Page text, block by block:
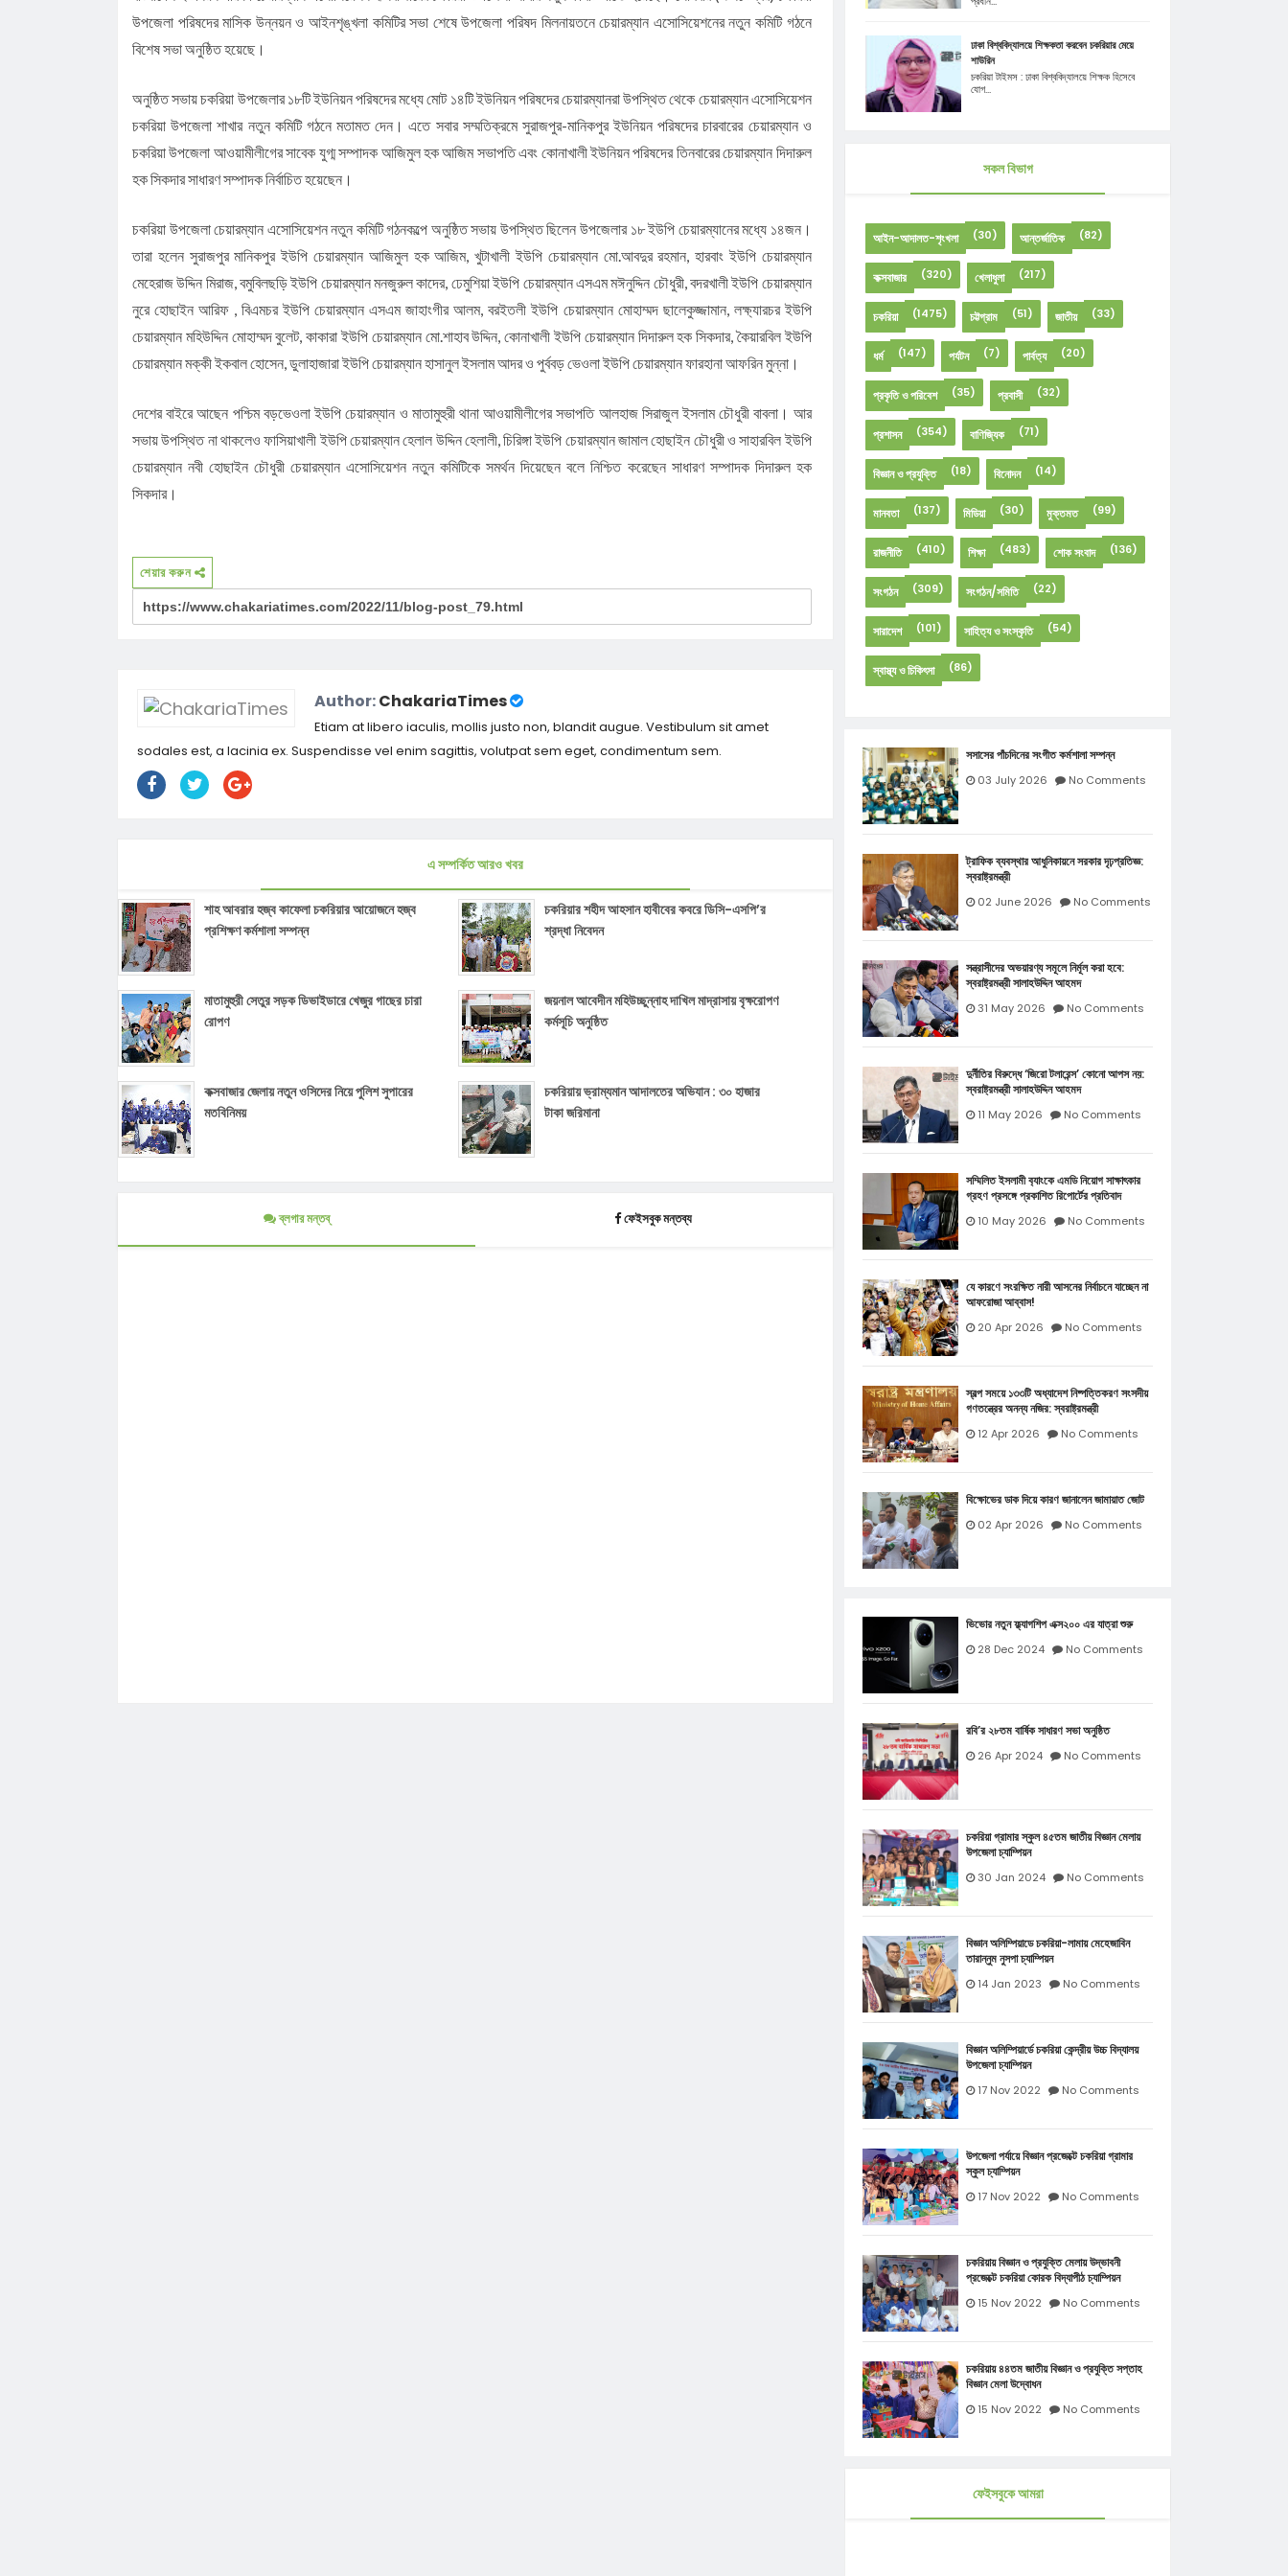
উপজেলা পরিষদের মাসিক উন্নয়ন ও আইনশৃঙ্খলা কমিটির সভা শেষে উপজেলা পরিষদ মিলনায়তনে চেয়ারম্যান এসোসিয়েশনের নতুন কমিটি গঠনে
বিশেষ সভা অনুষ্ঠিত হয়েছে।
অনুষ্ঠিত সভায় চকরিয়া উপজেলার ১৮টি ইউনিয়ন পরিষদের মধ্যে মোট ১৪টি ইউনিয়ন পরিষদের চেয়ারম্যানরা উপস্থিত থেকে চেয়ারম্যান এসোসিয়েশন
চকরিয়া উপজেলা শাখার নতুন কমিটি গঠনে মতামত দেন। এতে সবার সম্মতিক্রমে সুরাজপুর-মানিকপুর ইউনিয়ন পরিষদের চারবারের চেয়ারম্যান ও
চকরিয়া উপজেলা আওয়ামীলীগের সাবেক যুগ্ম সম্পাদক আজিমুল হক আজিম সভাপতি এবং কোনাখালী ইউনিয়ন পরিষদের তিনবারের চেয়ারম্যান দিদারুল
হক সিকদার সাধারণ সম্পাদক নির্বাচিত হয়েছেন।
চকরিয়া উপজেলা চেয়ারম্যান এসোসিয়েশন নতুন কমিটি গঠনকল্পে অনুষ্ঠিত সভায় উপস্থিত ছিলেন উপজেলার ১৮ ইউপি চেয়ারম্যানের মধ্যে ১৪জন।
তারা হলেন সুরাজপুর মানিকপুর ইউপি চেয়ারম্যান আজিমুল হক আজিম, খুটাখালী ইউপি চেয়ারম্যান মো.আবদুর রহমান, হারবাং ইউপি চেয়ারম্যান
মেহেরাজ উদ্দিন মিরাজ, বমুবিলছড়ি ইউপি চেয়ারম্যান মনজুরুল কাদের, ঢেমুশিয়া ইউপি চেয়ারম্যান এসএম মঈনুদ্দিন চৌধুরী, বদরখালী ইউপি চেয়ারম্যান
নুরে হোছাইন আরিফ , বিএমচর ইউপি চেয়ারম্যান এসএম জাহাংগীর আলম, বরইতলী ইউপি চেয়ারম্যান মোহাম্মদ ছালেকুজ্জামান, লক্ষ্যারচর ইউপি
চেয়ারম্যান মহিউদ্দিন মোহাম্মদ বুলেট, কাকারা ইউপি চেয়ারম্যান মো.শাহাব উদ্দিন, কোনাখালী ইউপি চেয়ারম্যান দিদারুল হক সিকদার, কৈয়ারবিল ইউপি
চেয়ারম্যান মক্কী ইকবাল হোসেন, ডুলাহাজারা ইউপি চেয়ারম্যান হাসানুল ইসলাম আদর ও পুর্ববড় ভেওলা ইউপি চেয়ারম্যান ফারহানা আফরিন মুন্না।
দেশের বাইরে আছেন পশ্চিম বড়ভেওলা ইউপি চেয়ারম্যান ও মাতামুহুরী থানা আওয়ামীলীগের সভাপতি আলহাজ সিরাজুল ইসলাম চৌধুরী বাবলা। আর
সভায় উপস্থিত না থাকলেও ফাসিয়াখালী ইউপি চেয়ারম্যান হেলাল উদ্দিন হেলালী, চিরিঙ্গা ইউপি চেয়ারম্যান জামাল হোছাইন চৌধুরী ও সাহারবিল ইউপি
চেয়ারম্যান নবী হোছাইন চৌধুরী চেয়ারম্যান এসোসিয়েশন নতুন কমিটিকে সমর্থন দিয়েছেন বলে নিশ্চিত করেছেন সাধারণ সম্পাদক দিদারুল হক
সিকদার।
শেয়ার করুন
Author:ChakariaTimes
Etiam at libero iaculis, mollis justo non, blandit augue. Vestibulum sit amet
sodales est, a lacinia ex. Suspendisse vel enim sagittis, volutpat sem eget, condimentum sem.
এ সম্পর্কিত আরও খবর
শাহ আবরার হজ্ব কাফেলা চকরিয়ার আয়োজনে হজ্ব
প্রশিক্ষণ কর্মশালা সম্পন্ন
চকরিয়ার শহীদ আহসান হাবীবের কবরে ডিসি-এসপি’র
শ্রদ্ধা নিবেদন
মাতামুহুরী সেতুর সড়ক ডিভাইডারে খেজুর গাছের চারা
রোপণ
জয়নাল আবেদীন মহিউচ্ছুন্নাহ দাখিল মাদ্রাসায় বৃক্ষরোপণ
কর্মসূচি অনুষ্ঠিত
কক্সবাজার জেলায় নতুন ওসিদের নিয়ে পুলিশ সুপারের
মতবিনিময়
চকরিয়ায় ভ্রাম্যমান আদালতের অভিযান : ৩০ হাজার
টাকা জরিমানা
ব্লগার মন্তব্ ফেইসবুক মন্তব্য
ঢাকা বিশ্ববিদ্যালয়ে শিক্ষকতা করবেন চকরিয়ার মেয়ে
শাউরিন
চকরিয়া টাইমস : ঢাকা বিশ্ববিদ্যালয়ে শিক্ষক হিসেবে
যোগ...
সকল বিভাগ
আইন-আদালত-শৃংখলা (30) আন্তর্জাতিক (82)
কক্সবাজার (320) খেলাধুলা (217)
চকরিয়া (1475) চট্টগ্রাম (51) জাতীয় (33)
ধর্ম (147) পর্যটন (7) পার্বত্য (20)
প্রকৃতি ও পরিবেশ (35) প্রবাসী (32)
প্রশাসন (354) বাণিজ্যিক (71)
বিজ্ঞান ও প্রযুক্তি (18) বিনোদন (14)
মানবতা (137) মিডিয়া (30) মুক্তমত (99)
রাজনীতি (410) শিক্ষা (483) শোক সংবাদ (136)
সংগঠন (309) সংগঠন/সমিতি (22)
সারাদেশ (101) সাহিত্য ও সংস্কৃতি (54)
স্বাস্থ্য ও চিকিৎসা (86)
সসাসের পাঁচদিনের সংগীত কর্মশালা সম্পন্ন
03 July 2026 No Comments
ট্রাফিক ব্যবস্থার আধুনিকায়নে সরকার দৃঢ়প্রতিজ্ঞ:
স্বরাষ্ট্রমন্ত্রী
02 June 2026 No Comments
সন্ত্রাসীদের অভয়ারণ্য সমূলে নির্মূল করা হবে:
স্বরাষ্ট্রমন্ত্রী সালাহউদ্দিন আহমদ
31 May 2026 No Comments
দুর্নীতির বিরুদ্ধে ‘জিরো টলারেন্স’ কোনো আপস নয়:
স্বরাষ্ট্রমন্ত্রী সালাহউদ্দিন আহমদ
11 May 2026 No Comments
সম্মিলিত ইসলামী ব‍্যাংকে এমডি নিয়োগ সাক্ষাৎকার
গ্রহণ প্রসঙ্গে প্রকাশিত রিপোর্টের প্রতিবাদ
10 May 2026 No Comments
যে কারণে সংরক্ষিত নারী আসনের নির্বাচনে যাচ্ছেন না
আফরোজা আব্বাস!
20 Apr 2026 No Comments
স্বল্প সময়ে ১৩৩টি অধ্যাদেশ নিষ্পত্তিকরণ সংসদীয়
গণতন্ত্রের অনন্য নজির: স্বরাষ্ট্রমন্ত্রী
12 Apr 2026 No Comments
বিক্ষোভের ডাক দিয়ে কারণ জানালেন জামায়াত জোট
02 Apr 2026 No Comments
ভিভোর নতুন ফ্ল্যাগশিপ এক্স২০০ এর যাত্রা শুরু
28 Dec 2024 No Comments
রবি’র ২৮তম বার্ষিক সাধারণ সভা অনুষ্ঠিত
26 Apr 2024 No Comments
চকরিয়া গ্রামার স্কুল ৪৫তম জাতীয় বিজ্ঞান মেলায়
উপজেলা চ্যাম্পিয়ন
30 Jan 2024 No Comments
বিজ্ঞান অলিম্পিয়াডে চকরিয়া-লামায় মেহেজাবিন
তারান্নুম নুসপা চ্যাম্পিয়ন
14 Jan 2023 No Comments
বিজ্ঞান অলিম্পিয়ার্ডে চকরিয়া কেন্দ্রীয় উচ্চ বিদ্যালয়
উপজেলা চ্যাম্পিয়ন
17 Nov 2022 No Comments
উপজেলা পর্যায়ে বিজ্ঞান প্রজেক্টে চকরিয়া গ্রামার
স্কুল চ্যাম্পিয়ন
17 Nov 2022 No Comments
চকরিয়ায় বিজ্ঞান ও প্রযুক্তি মেলায় উদ্ভাবনী
প্রজেক্টে চকরিয়া কোরক বিদ্যাপীঠ চ্যাম্পিয়ন
15 Nov 2022 No Comments
চকরিয়ায় ৪৪তম জাতীয় বিজ্ঞান ও প্রযুক্তি সপ্তাহ
বিজ্ঞান মেলা উদ্বোধন
15 Nov 2022 No Comments
ফেইসবুকে আমরা